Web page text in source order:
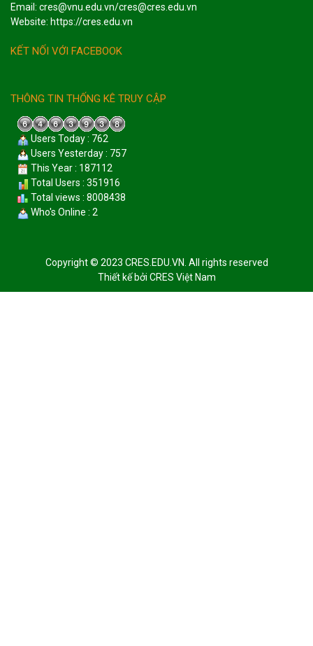
Email: cres@vnu.edu.vn/cres@cres.edu.vn
Website: https://cres.edu.vn
KẾT NỐI VỚI FACEBOOK
THÔNG TIN THỐNG KÊ TRUY CẬP
Users Today : 762
Users Yesterday : 757
This Year : 187112
Total Users : 351916
Total views : 8008438
Who's Online : 2
Copyright © 2023 CRES.EDU.VN. All rights reserved
Thiết kế bởi CRES Việt Nam